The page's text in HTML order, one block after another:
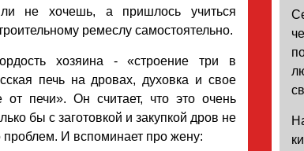
не хочешь, а пришлось учиться
ремеслу самостоятельно.
хозяина - «строение три в
печь на дровах, духовка и свое
от печи». Он считает, что это очень
бы с заготовкой и закупкой дров не
проблем. И вспоминает про жену: